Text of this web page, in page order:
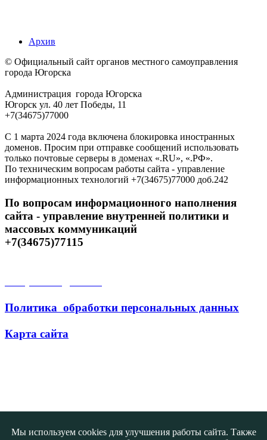
Архив
© Официальный сайт органов местного самоуправления
города Югорска
Администрация города Югорска
Югорск ул. 40 лет Победы, 11
+7(34675)77000
С 1 марта 2024 года включена блокировка иностранных
доменов. Просим при отправке сообщений использовать
только почтовые серверы в доменах «.RU», «.РФ».
По техническим вопросам работы сайта - управление
информационных технологий +7(34675)77000 доб.242
По вопросам информационного наполнения
сайта - управление внутренней политики и
массовых коммуникаций
+7(34675)77115
Политика обработки персональных данных
Карта сайта
Мы используем cookies для улучшения работы сайта. Также